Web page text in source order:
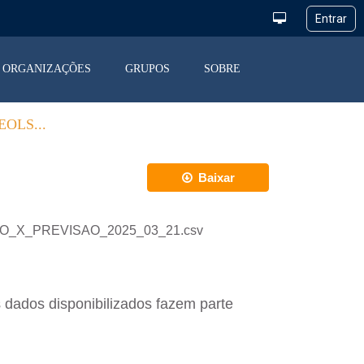
ORGANIZAÇÕES GRUPOS SOBRE
Baixar
disponibilizados fazem parte